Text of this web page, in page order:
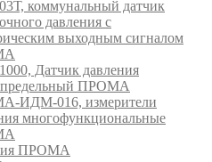
коммунальный датчик
давления с
выходным сигналом
Датчик давления
ПРОМА
ИДМ-016, измерители
многофункциональные
ПРОМА